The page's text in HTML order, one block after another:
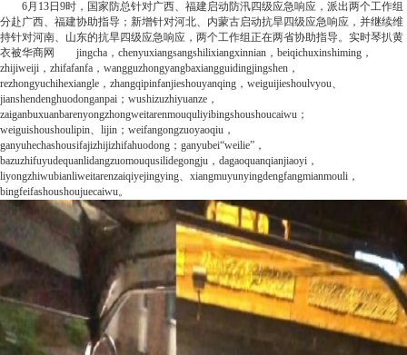
6月13日9时，国家防总针对广西、福建启动防汛四级应急响应，派出两个工作组
分赴广西、福建协助指导；新增针对河北、内蒙古启动抗旱四级应急响应，并继续维
持针对河南、山东的抗旱四级应急响应，两个工作组正在两省协助指导。 实时琴扒黄
衣被华商网 jingcha，chenyuxiangsangshilixiangxinnian，beiqichuxinshiming，
zhijiweiji，zhifafanfa，wangguzhongyangbaxiangguidingjingshen，
rezhongyuchihexiangle，zhangqipinfanjieshouyanqing，weiguijieshoulvyou、
jianshendenghuodonganpai；wushizuzhiyuanze，
zaiganbuxuanbarenyongzhongweitarenmouquliyibingshoushoucaiwu；
weiguishoushoulipin、lijin；weifangongzuoyaoqiu，
ganyuhechashousifajizhijizhifahuodong；ganyubei“weilie”，
bazuzhifuyudequanlidangzuomouqusilidegongju，dagaoquanqianjiaoyi，
liyongzhiwubianliweitarenzaiqiyejingying、xiangmuyunyingdengfangmianmouli，
bingfeifashoushoujuecaiwu。